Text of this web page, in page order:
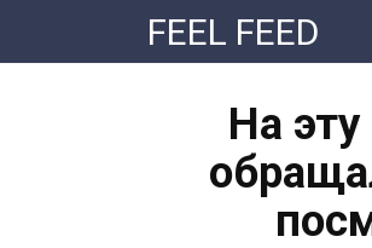
контенту
FEEL FEED
На